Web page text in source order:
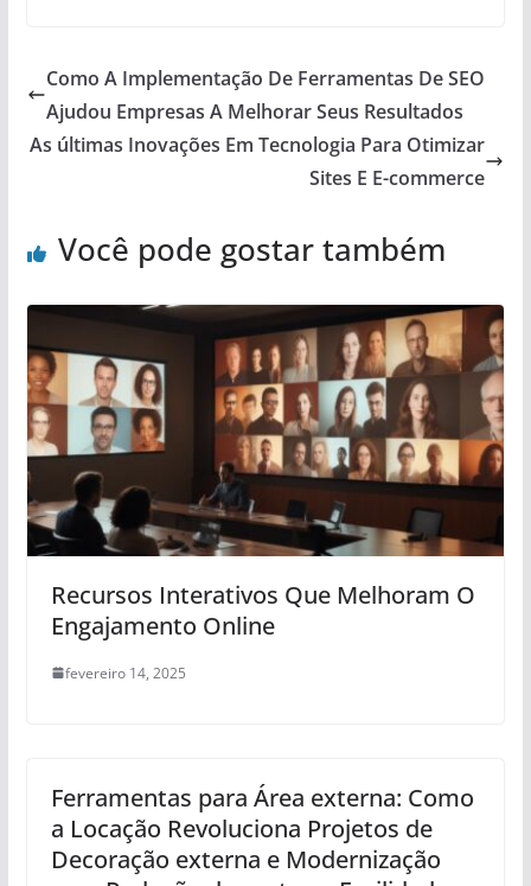
Como A Implementação De Ferramentas De SEO
Ajudou Empresas A Melhorar Seus Resultados
As últimas Inovações Em Tecnologia Para Otimizar
Sites E E-commerce
Você pode gostar também
Recursos Interativos Que Melhoram O
Engajamento Online
fevereiro 14, 2025
Ferramentas para Área externa: Como
a Locação Revoluciona Projetos de
Decoração externa e Modernização